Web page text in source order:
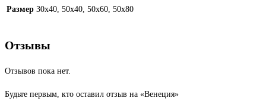
Размер 30х40, 50х40, 50х60, 50х80
Отзывы
Отзывов пока нет.
Будьте первым, кто оставил отзыв на «Венеция»